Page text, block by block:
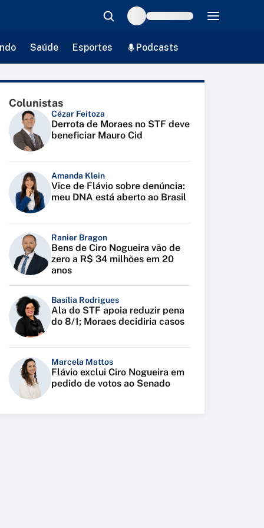
Saúde Esportes Podcasts
Colunistas
Cézar Feitoza
Derrota de Moraes no STF deve
beneficiar Mauro Cid
Amanda Klein
Vice de Flávio sobre denúncia:
meu DNA está aberto ao Brasil
Ranier Bragon
Bens de Ciro Nogueira vão de
zero a R$ 34 milhões em 20
anos
Basília Rodrigues
Ala do STF apoia reduzir pena
do 8/1; Moraes decidiria casos
Marcela Mattos
Flávio exclui Ciro Nogueira em
pedido de votos ao Senado